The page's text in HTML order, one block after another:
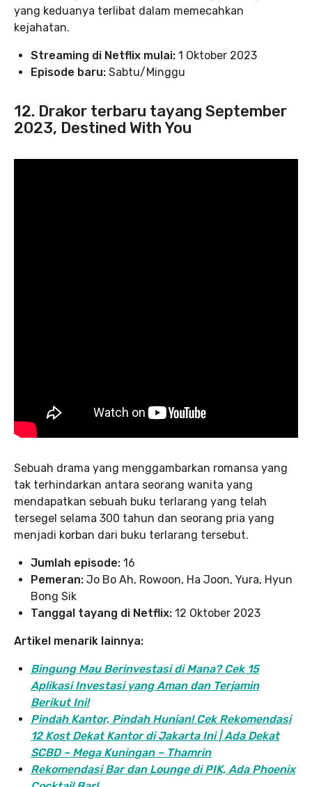
yang keduanya terlibat dalam memecahkan
kejahatan.
Streaming di Netflix mulai: 1 Oktober 2023
Episode baru: Sabtu/Minggu
12. Drakor terbaru tayang September
2023, Destined With You
Sebuah drama yang menggambarkan romansa yang
tak terhindarkan antara seorang wanita yang
mendapatkan sebuah buku terlarang yang telah
tersegel selama 300 tahun dan seorang pria yang
menjadi korban dari buku terlarang tersebut.
Jumlah episode: 16
Pemeran: Jo Bo Ah, Rowoon, Ha Joon, Yura, Hyun
Bong Sik
Tanggal tayang di Netflix: 12 Oktober 2023
Artikel menarik lainnya:
Bingung Mau Berinvestasi di Mana? Cek 15
Aplikasi Investasi yang Aman dan Terjamin
Berikut Ini!
Pindah Kantor, Pindah Hunian! Cek Rekomendasi
12 Kost Dekat Kantor di Jakarta Ini | Ada Dekat
SCBD – Mega Kuningan – Thamrin
Rekomendasi Bar dan Lounge di PIK, Ada Phoenix